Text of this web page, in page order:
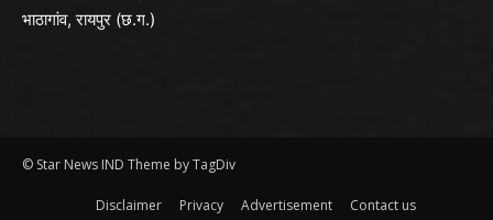
भाठागांव, रायपुर (छ.ग.)
© Star News IND Theme by TagDiv
Disclaimer Privacy Advertisement Contact us